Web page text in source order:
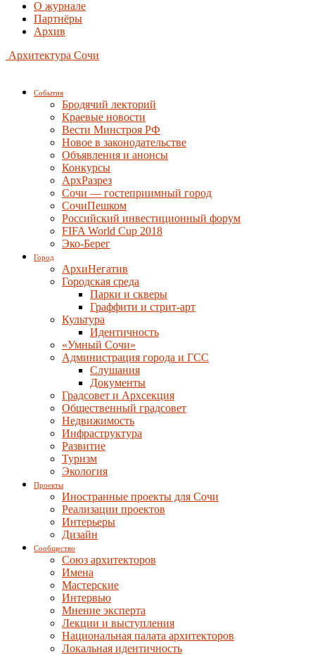
О журнале
Партнёры
Архив
Архитектура Сочи
События
Бродячий лекторий
Краевые новости
Вести Минстроя РФ
Новое в законодательстве
Объявления и анонсы
Конкурсы
АрхРазрез
Сочи — гостеприимный город
СочиПешком
Российский инвестиционный форум
FIFA World Cup 2018
Эко-Берег
Город
АрхиНегатив
Городская среда
Парки и скверы
Граффити и стрит-арт
Культура
Идентичность
«Умный Сочи»
Администрация города и ГСС
Слушания
Документы
Градсовет и Архсекция
Общественный градсовет
Недвижимость
Инфраструктура
Развитие
Туризм
Экология
Проекты
Иностранные проекты для Сочи
Реализации проектов
Интерьеры
Дизайн
Сообщество
Союз архитекторов
Имена
Мастерские
Интервью
Мнение эксперта
Лекции и выступления
Национальная палата архитекторов
Локальная идентичность